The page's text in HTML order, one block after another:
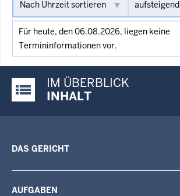
Für heute, den 06.08.2026, liegen keine
Termininformationen vor.
Justiz-Portal im Überblick:
IM ÜBERBLICK
INHALT
DAS GERICHT
AUFGABEN